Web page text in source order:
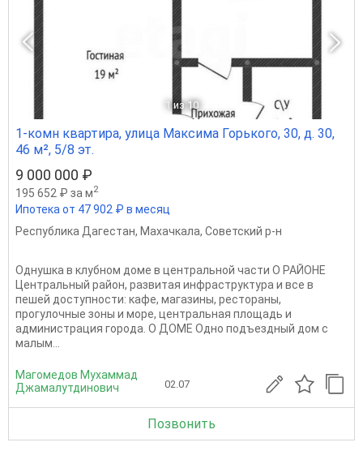
1 из 10
1-комн квартира, улица Максима Горького, 30, д. 30,
46 м², 5/8 эт.
9 000 000 ₽
195 652 ₽ за м2
Ипотека от 47 902 ₽ в месяц
Республика Дагестан, Махачкала, Советский р-н
Однушка в клубном доме в центральной части О РАЙОНЕ
Центральный район, развитая инфраструктура и все в
пешей доступности: кафе, магазины, рестораны,
прогулочные зоны и море, центральная площадь и
администрация города. О ДОМЕ Одно подъездный дом с
малым...
Магомедов Мухаммад
Джамалутдинович
02.07
Позвонить